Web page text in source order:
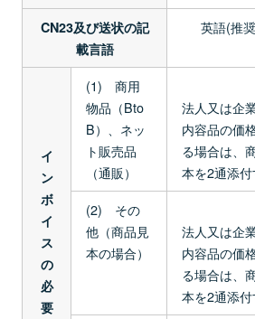
CN23及び送状の記
載言語
英語(推
イ
ン
ボ
イ
ス
の
必
要
(1) 商用
物品（Bto
B）、ネッ
ト販売品
（通販）
法人又は企
内容品の価
る場合は、
本を2通添付
(2) その
他（商品見
本の場合）
法人又は企
内容品の価
る場合は、
本を2通添付